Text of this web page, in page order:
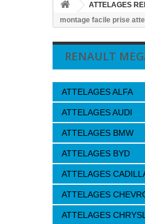
ATTELAGES
montage facile prise
RENAULT
ATTELAGES ALFA
ATTELAGES AUDI
ATTELAGES BMW
ATTELAGES BYD
ATTELAGES
ATTELAGES
ATTELAGES